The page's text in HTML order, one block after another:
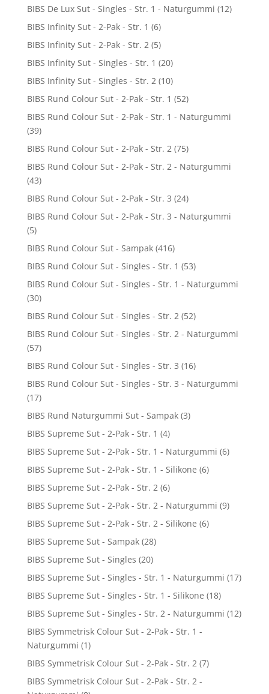
BIBS De Lux Sut - Singles - Str. 1 - Naturgummi (12)
BIBS Infinity Sut - 2-Pak - Str. 1 (6)
BIBS Infinity Sut - 2-Pak - Str. 2 (5)
BIBS Infinity Sut - Singles - Str. 1 (20)
BIBS Infinity Sut - Singles - Str. 2 (10)
BIBS Rund Colour Sut - 2-Pak - Str. 1 (52)
BIBS Rund Colour Sut - 2-Pak - Str. 1 - Naturgummi
(39)
BIBS Rund Colour Sut - 2-Pak - Str. 2 (75)
BIBS Rund Colour Sut - 2-Pak - Str. 2 - Naturgummi
(43)
BIBS Rund Colour Sut - 2-Pak - Str. 3 (24)
BIBS Rund Colour Sut - 2-Pak - Str. 3 - Naturgummi
(5)
BIBS Rund Colour Sut - Sampak (416)
BIBS Rund Colour Sut - Singles - Str. 1 (53)
BIBS Rund Colour Sut - Singles - Str. 1 - Naturgummi
(30)
BIBS Rund Colour Sut - Singles - Str. 2 (52)
BIBS Rund Colour Sut - Singles - Str. 2 - Naturgummi
(57)
BIBS Rund Colour Sut - Singles - Str. 3 (16)
BIBS Rund Colour Sut - Singles - Str. 3 - Naturgummi
(17)
BIBS Rund Naturgummi Sut - Sampak (3)
BIBS Supreme Sut - 2-Pak - Str. 1 (4)
BIBS Supreme Sut - 2-Pak - Str. 1 - Naturgummi (6)
BIBS Supreme Sut - 2-Pak - Str. 1 - Silikone (6)
BIBS Supreme Sut - 2-Pak - Str. 2 (6)
BIBS Supreme Sut - 2-Pak - Str. 2 - Naturgummi (9)
BIBS Supreme Sut - 2-Pak - Str. 2 - Silikone (6)
BIBS Supreme Sut - Sampak (28)
BIBS Supreme Sut - Singles (20)
BIBS Supreme Sut - Singles - Str. 1 - Naturgummi (17)
BIBS Supreme Sut - Singles - Str. 1 - Silikone (18)
BIBS Supreme Sut - Singles - Str. 2 - Naturgummi (12)
BIBS Symmetrisk Colour Sut - 2-Pak - Str. 1 -
Naturgummi (1)
BIBS Symmetrisk Colour Sut - 2-Pak - Str. 2 (7)
BIBS Symmetrisk Colour Sut - 2-Pak - Str. 2 -